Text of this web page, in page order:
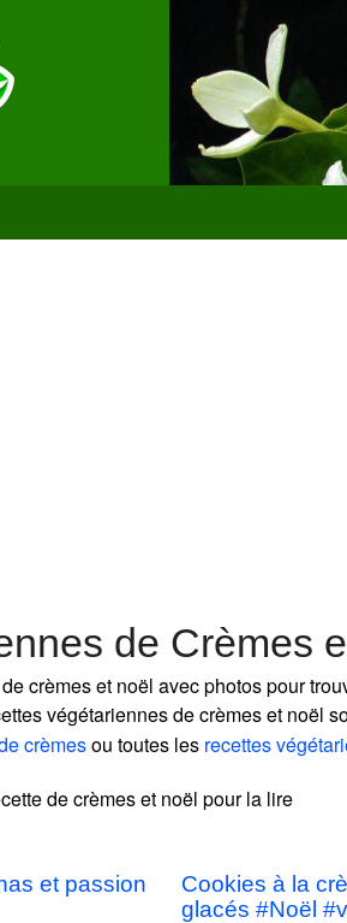
de Crèmes
crèmes et noël avec photos pour
végétariennes de crèmes et noël
crèmesou toutes les recettes
de crèmes et noël pour la lire
et passion
Cookies à la
glacés #Noël